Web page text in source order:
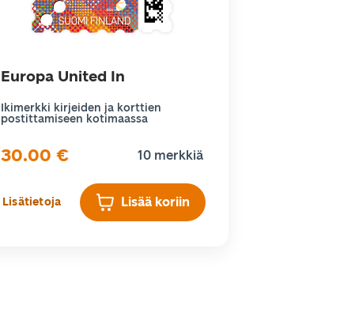
Europa United In
Ikimerkki kirjeiden ja korttien
postittamiseen kotimaassa
30.00 € 10 merkkiä
Lisätietoja Lisää koriin